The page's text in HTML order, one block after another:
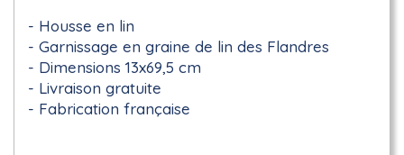
Housse en lin
Garnissage en graine de lin des Flandres
Dimensions 13x69,5 cm
Livraison gratuite
Fabrication française